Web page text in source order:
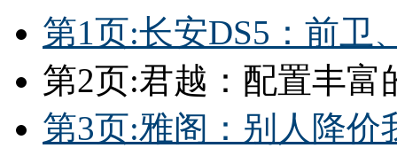
第1页:长安DS5：前卫
第2页:君越：配置丰富
第3页:雅阁：别人降价